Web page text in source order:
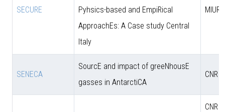
SECURE
Pyhsics-based and EmpiRical
ApproachEs: A Case study Central
Italy
MIUR
SENECA
SourcE and impact of greeNhousE
gasses in AntarctiCA
CNR
CNR -